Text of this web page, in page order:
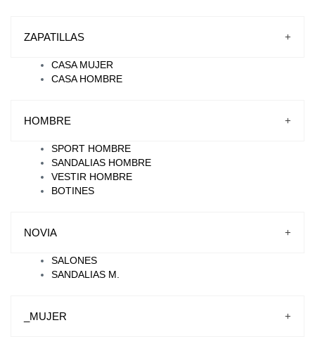
ZAPATILLAS +
CASA MUJER
CASA HOMBRE
HOMBRE +
SPORT HOMBRE
SANDALIAS HOMBRE
VESTIR HOMBRE
BOTINES
NOVIA +
SALONES
SANDALIAS M.
_MUJER +